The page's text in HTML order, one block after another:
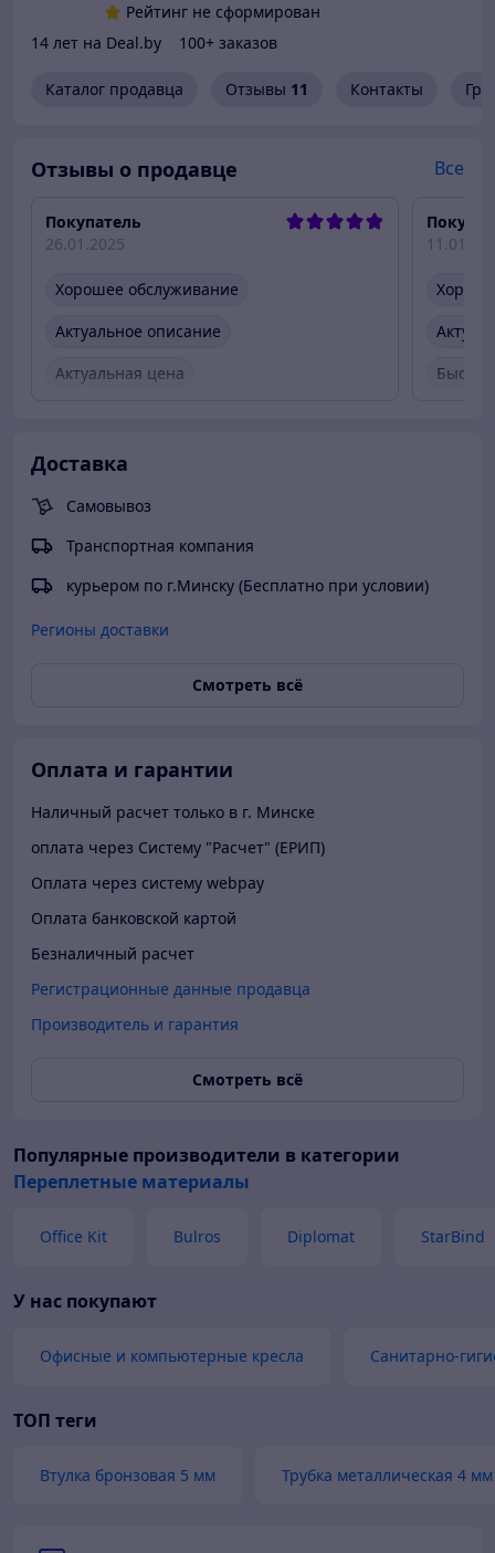
Рейтинг не сформирован
14 лет на Deal.by
100+ заказов
Каталог продавца Отзывы 11 Контакты
Отзывы о продавце Все
Покупатель
26.01.2025
Хорошее обслуживание
Актуальное описание
Актуальная цена
Доставка
Самовывоз
Транспортная компания
курьером по г.Минску (Бесплатно при условии)
Регионы доставки
Смотреть всё
Оплата и гарантии
Наличный расчет только в г. Минске
оплата через Систему "Расчет" (ЕРИП)
Оплата через систему webpay
Оплата банковской картой
Безналичный расчет
Регистрационные данные продавца
Производитель и гарантия
Смотреть всё
Популярные производители в категории
Переплетные материалы
Office Kit Bulros Diplomat StarBind
У нас покупают
Офисные и компьютерные кресла Санитарно-
ТОП теги
Втулка бронзовая 5 мм Трубка металлическая 4 мм